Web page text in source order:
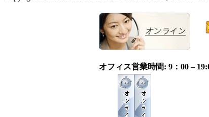
オフィス営業時間: 9：00 –